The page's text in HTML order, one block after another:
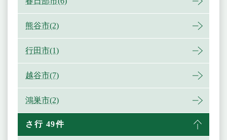
熊谷市(2)
行田市(1)
越谷市(7)
鴻巣市(2)
さ行 49件